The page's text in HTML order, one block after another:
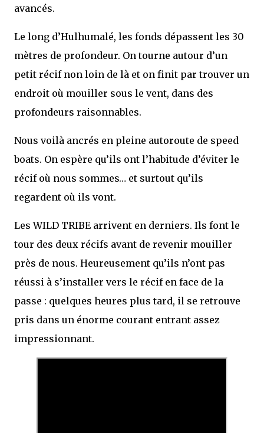
avancés.
Le long d’Hulhumalé, les fonds dépassent les 30
mètres de profondeur. On tourne autour d’un
petit récif non loin de là et on finit par trouver un
endroit où mouiller sous le vent, dans des
profondeurs raisonnables.
Nous voilà ancrés en pleine autoroute de speed
boats. On espère qu’ils ont l’habitude d’éviter le
récif où nous sommes… et surtout qu’ils
regardent où ils vont.
Les WILD TRIBE arrivent en derniers. Ils font le
tour des deux récifs avant de revenir mouiller
près de nous. Heureusement qu’ils n’ont pas
réussi à s’installer vers le récif en face de la
passe : quelques heures plus tard, il se retrouve
pris dans un énorme courant entrant assez
impressionnant.